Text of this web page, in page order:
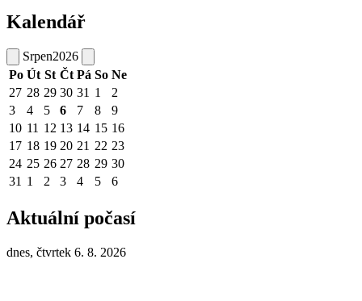
Kalendář
Srpen2026
Po Út St Čt Pá So Ne
27 28 29 30 31 1
2
3
4 5 6 7 8
9
10 11 12 13 14 15 16
17 18 19 20 21 22 23
24 25 26 27 28 29 30
31 1 2 3 4 5 6
Aktuální počasí
dnes, čtvrtek 6. 8. 2026